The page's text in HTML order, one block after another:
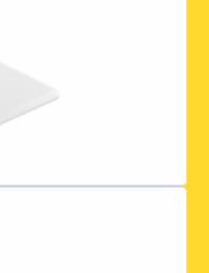
Belkin Portable Tablet Stage B2B118